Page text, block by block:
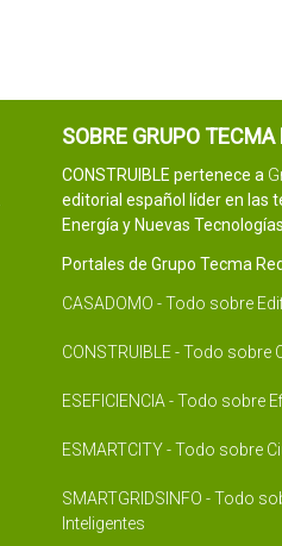
SOBRE GRUPO TECMA
CONSTRUIBLE pertenece a
editorial español líder en las
Energía y Nuevas
Portales de Grupo Tecma
CASADOMO - Todo sobre
CONSTRUIBLE - Todo
ESEFICIENCIA - Todo sobre
ESMARTCITY - Todo sobre
SMARTGRIDSINFO - Todo
Inteligentes